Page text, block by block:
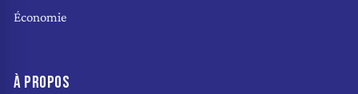
Économie
À PROPOS